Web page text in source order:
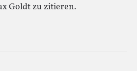
Goldt zu zitieren.